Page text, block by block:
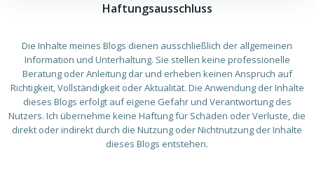
Haftungsausschluss
Die Inhalte meines Blogs dienen ausschließlich der allgemeinen
Information und Unterhaltung. Sie stellen keine professionelle
Beratung oder Anleitung dar und erheben keinen Anspruch auf
Richtigkeit, Vollständigkeit oder Aktualität. Die Anwendung der Inhalte
dieses Blogs erfolgt auf eigene Gefahr und Verantwortung des
Nutzers. Ich übernehme keine Haftung für Schäden oder Verluste, die
direkt oder indirekt durch die Nutzung oder Nichtnutzung der Inhalte
dieses Blogs entstehen.